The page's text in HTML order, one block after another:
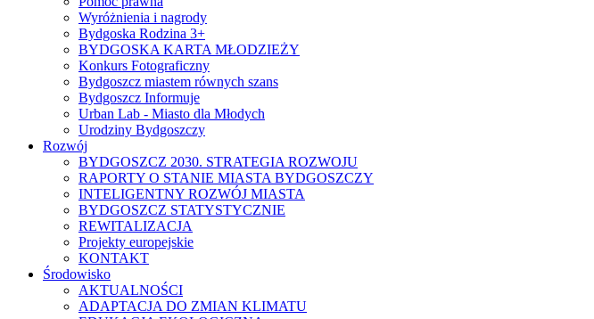
Wyróżnienia i nagrody
Bydgoska Rodzina 3+
BYDGOSKA KARTA MŁODZIEŻY
Konkurs Fotograficzny
Bydgoszcz miastem równych szans
Bydgoszcz Informuje
Urban Lab - Miasto dla Młodych
Urodziny Bydgoszczy
Rozwój
BYDGOSZCZ 2030. STRATEGIA ROZWOJU
RAPORTY O STANIE MIASTA BYDGOSZCZY
INTELIGENTNY ROZWÓJ MIASTA
BYDGOSZCZ STATYSTYCZNIE
REWITALIZACJA
Projekty europejskie
KONTAKT
Środowisko
AKTUALNOŚCI
ADAPTACJA DO ZMIAN KLIMATU